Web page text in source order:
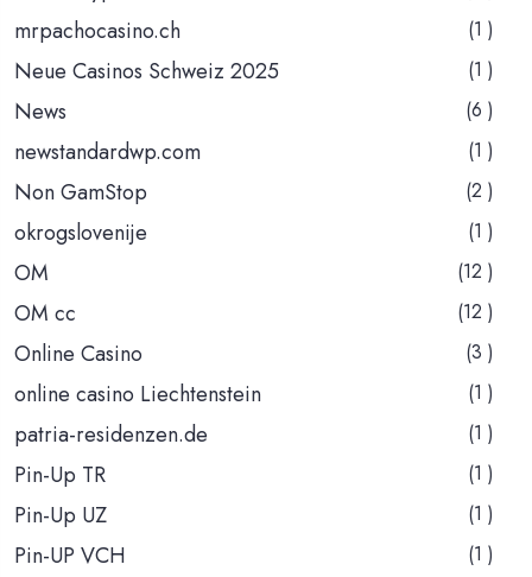
mrpachocasino.ch (1 )
Neue Casinos Schweiz 2025 (1 )
News (6 )
newstandardwp.com (1 )
Non GamStop (2 )
okrogslovenije (1 )
OM (12 )
OM cc (12 )
Online Casino (3 )
online casino Liechtenstein (1 )
patria-residenzen.de (1 )
Pin-Up TR (1 )
Pin-Up UZ (1 )
Pin-UP VCH (1 )